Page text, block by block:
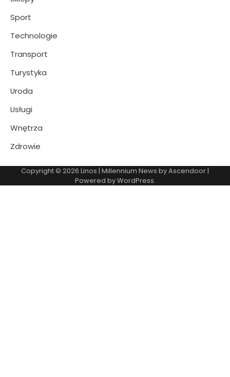
Sport
Technologie
Transport
Turystyka
Uroda
Usługi
Wnętrza
Zdrowie
Copyright © 2026 Linos | Millennium News byAscendoor|
Powered byWordPress.